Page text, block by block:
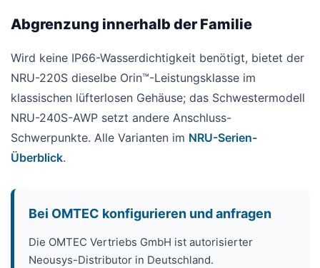
Abgrenzung innerhalb der Familie
Wird keine IP66-Wasserdichtigkeit benötigt, bietet der
NRU-220S dieselbe Orin™-Leistungsklasse im
klassischen lüfterlosen Gehäuse; das Schwestermodell
NRU-240S-AWP setzt andere Anschluss-
Schwerpunkte. Alle Varianten im NRU-Serien-
Überblick.
Bei OMTEC konfigurieren und anfragen
Die OMTEC Vertriebs GmbH ist autorisierter
Neousys-Distributor in Deutschland.